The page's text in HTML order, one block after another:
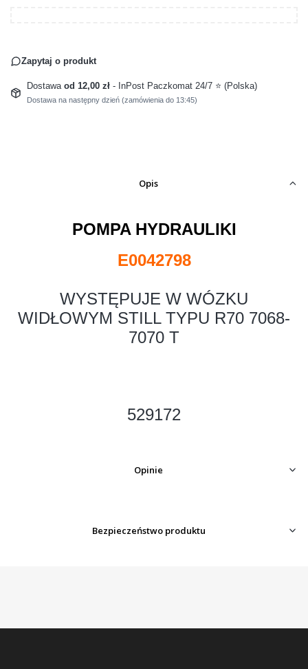
Zapytaj o produkt
Dostawa od 12,00 zł - InPost Paczkomat 24/7 ⭐ (Polska)
Dostawa na następny dzień (zamówienia do 13:45)
Opis
POMPA HYDRAULIKI
E0042798
WYSTĘPUJE W WÓZKU
WIDŁOWYM STILL TYPU R70 7068-
7070 T
529172
Opinie
Bezpieczeństwo produktu